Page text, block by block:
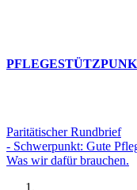
Paritätischer Rundbrief
- Schwerpunkt: Gute
Was wir dafür brauchen.